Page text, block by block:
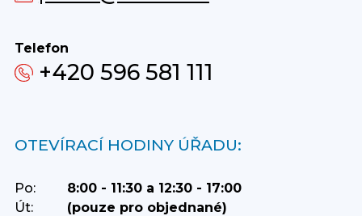
Telefon
+420 596 581 111
OTEVÍRACÍ HODINY ÚŘADU:
Po:
8:00 - 11:30 a 12:30 - 17:00
Út:
(pouze pro objednané)